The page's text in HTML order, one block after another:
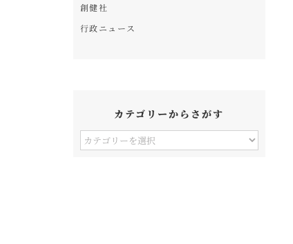
創健社
行政ニュース
カテゴリーからさがす
カ